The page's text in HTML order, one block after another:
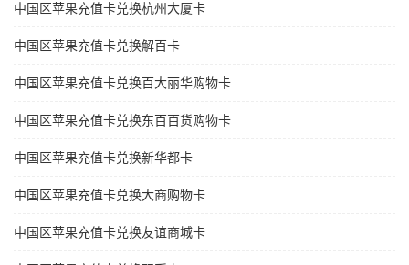
中国区苹果充值卡兑换杭州大厦卡
中国区苹果充值卡兑换解百卡
中国区苹果充值卡兑换百大丽华购物卡
中国区苹果充值卡兑换东百百货购物卡
中国区苹果充值卡兑换新华都卡
中国区苹果充值卡兑换大商购物卡
中国区苹果充值卡兑换友谊商城卡